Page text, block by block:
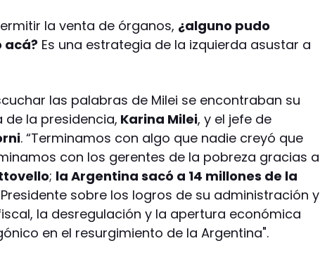
la venta de órganos, ¿alguno pudo
acá? Es una estrategia de la izquierda asustar a
las palabras de Milei se encontraban su
la presidencia, Karina Milei, y el jefe de
. “Terminamos con algo que nadie creyó que
con los gerentes de la pobreza gracias a
; la Argentina sacó a 14 millones de la
sobre los logros de su administración y
la desregulación y la apertura económica
en el resurgimiento de la Argentina".